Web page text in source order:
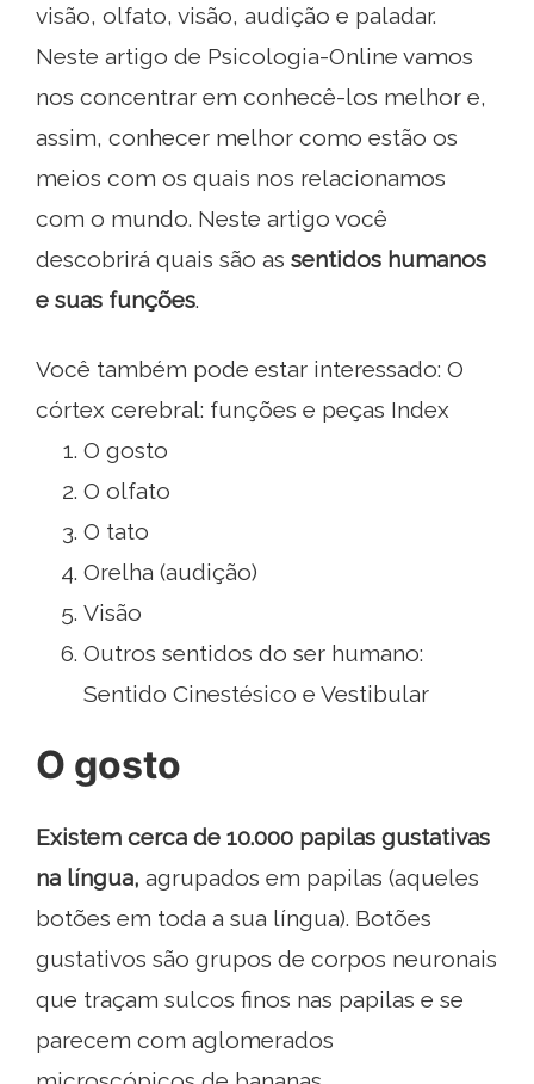
visão, olfato, visão, audição e paladar.
Neste artigo de Psicologia-Online vamos
nos concentrar em conhecê-los melhor e,
assim, conhecer melhor como estão os
meios com os quais nos relacionamos
com o mundo. Neste artigo você
descobrirá quais são as sentidos humanos
e suas funções.
Você também pode estar interessado: O
córtex cerebral: funções e peças Index
O gosto
O olfato
O tato
Orelha (audição)
Visão
Outros sentidos do ser humano:
Sentido Cinestésico e Vestibular
O gosto
Existem cerca de 10.000 papilas gustativas
na língua, agrupados em papilas (aqueles
botões em toda a sua língua). Botões
gustativos são grupos de corpos neuronais
que traçam sulcos finos nas papilas e se
parecem com aglomerados